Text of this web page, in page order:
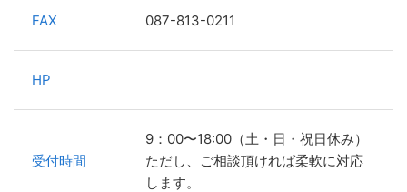
FAX 087-813-0211
HP
受付時間
9：00〜18:00（土・日・祝日休み）
ただし、ご相談頂ければ柔軟に対応
します。